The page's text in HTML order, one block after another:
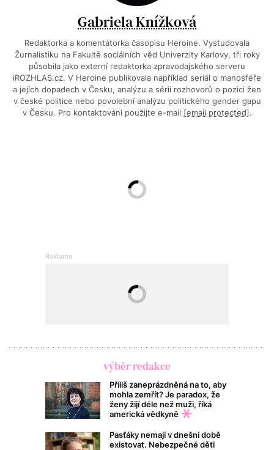
Gabriela Knížková
Redaktorka a komentátorka časopisu Heroine. Vystudovala
Žurnalistiku na Fakultě sociálních věd Univerzity Karlovy, tři roky
působila jako externí redaktorka zpravodajského serveru
iROZHLAS.cz. V Heroine publikovala například seriál o manosféře
a jejích dopadech v Česku, analýzu a sérii rozhovorů o pozici žen
v české politice nebo povolební analýzu politického gender gapu
v Česku. Pro kontaktování použijte e-mail [email protected].
výběr redakce
Příliš zaneprázdněná na to, aby
mohla zemřít? Je paradox, že
ženy žijí déle než muži, říká
americká vědkyně
Pasťáky nemají v dnešní době
existovat. Nebezpečné děti